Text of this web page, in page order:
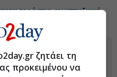
τεράστιο αναπτυξιακό
ζητάει τη
προκειμένου να